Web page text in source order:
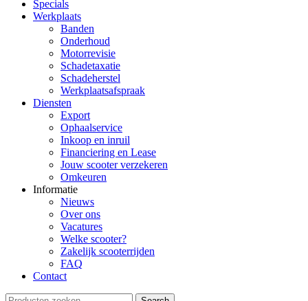
Specials
Werkplaats
Banden
Onderhoud
Motorrevisie
Schadetaxatie
Schadeherstel
Werkplaatsafspraak
Diensten
Export
Ophaalservice
Inkoop en inruil
Financiering en Lease
Jouw scooter verzekeren
Omkeuren
Informatie
Nieuws
Over ons
Vacatures
Welke scooter?
Zakelijk scooterrijden
FAQ
Contact